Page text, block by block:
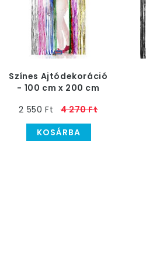
Színes Ajtódekoráció
- 100 cm x 200 cm
2 550 Ft
4 270 Ft
KOSÁRBA